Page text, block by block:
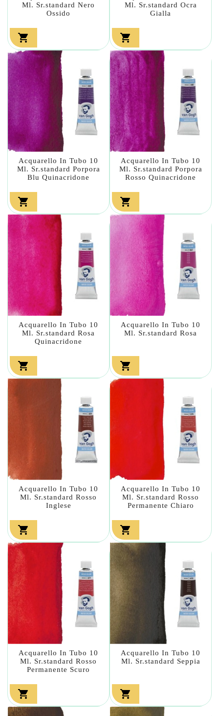
Ml. Sr.standard Nero
Ossido

Ml. Sr.standard Ocra
Gialla

Acquarello In Tubo 10
Ml. Sr.standard Porpora
Blu Quinacridone

Acquarello In Tubo 10
Ml. Sr.standard Porpora
Rosso Quinacridone

Acquarello In Tubo 10
Ml. Sr.standard Rosa
Quinacridone

Acquarello In Tubo 10
Ml. Sr.standard Rosa

Acquarello In Tubo 10
Ml. Sr.standard Rosso
Inglese

Acquarello In Tubo 10
Ml. Sr.standard Rosso
Permanente Chiaro

Acquarello In Tubo 10
Ml. Sr.standard Rosso
Permanente Scuro

Acquarello In Tubo 10
Ml. Sr.standard Seppia
